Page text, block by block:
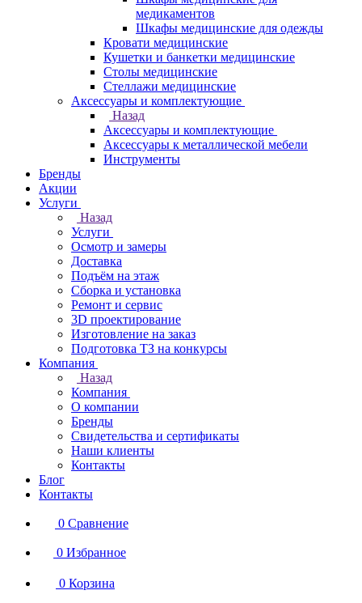
медикаментов
Шкафы медицинские для одежды
Кровати медицинские
Кушетки и банкетки медицинские
Столы медицинские
Стеллажи медицинские
Аксессуары и комплектующие
Назад
Аксессуары и комплектующие
Аксессуары к металлической мебели
Инструменты
Бренды
Акции
Услуги
Назад
Услуги
Осмотр и замеры
Доставка
Подъём на этаж
Сборка и установка
Ремонт и сервис
3D проектирование
Изготовление на заказ
Подготовка ТЗ на конкурсы
Компания
Назад
Компания
О компании
Бренды
Свидетельства и сертификаты
Наши клиенты
Контакты
Блог
Контакты
0 Сравнение
0 Избранное
0 Корзина